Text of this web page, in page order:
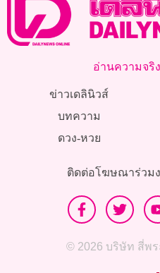
อ่านความจริ
ข่าวเดลินิวส์
บทความ
ดวง-หวย
ติดต่อโฆษณาร่วม
© 2026 บริษัท สี่พ